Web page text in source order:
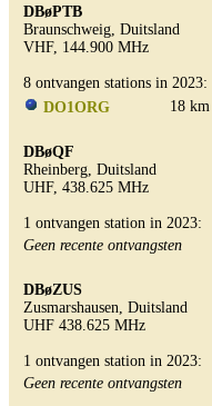
DBøPTB
Braunschweig, Duitsland
VHF, 144.900 MHz
8 ontvangen stations in 2023:
DO1ORG
18 km
DBøQF
Rheinberg, Duitsland
UHF, 438.625 MHz
1 ontvangen station in 2023:
Geen recente ontvangsten
DBøZUS
Zusmarshausen, Duitsland
UHF 438.625 MHz
1 ontvangen station in 2023:
Geen recente ontvangsten